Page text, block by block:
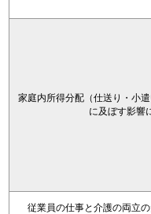
家庭内所得分配（仕送り・小
に及ぼす影響
従業員の仕事と介護の両立